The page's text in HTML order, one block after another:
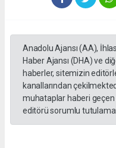
Anadolu Ajansı (AA),
Haber Ajansı (DHA) ve
haberler, sitemizin
kanallarından
muhataplar haberi
editörü sorumlu